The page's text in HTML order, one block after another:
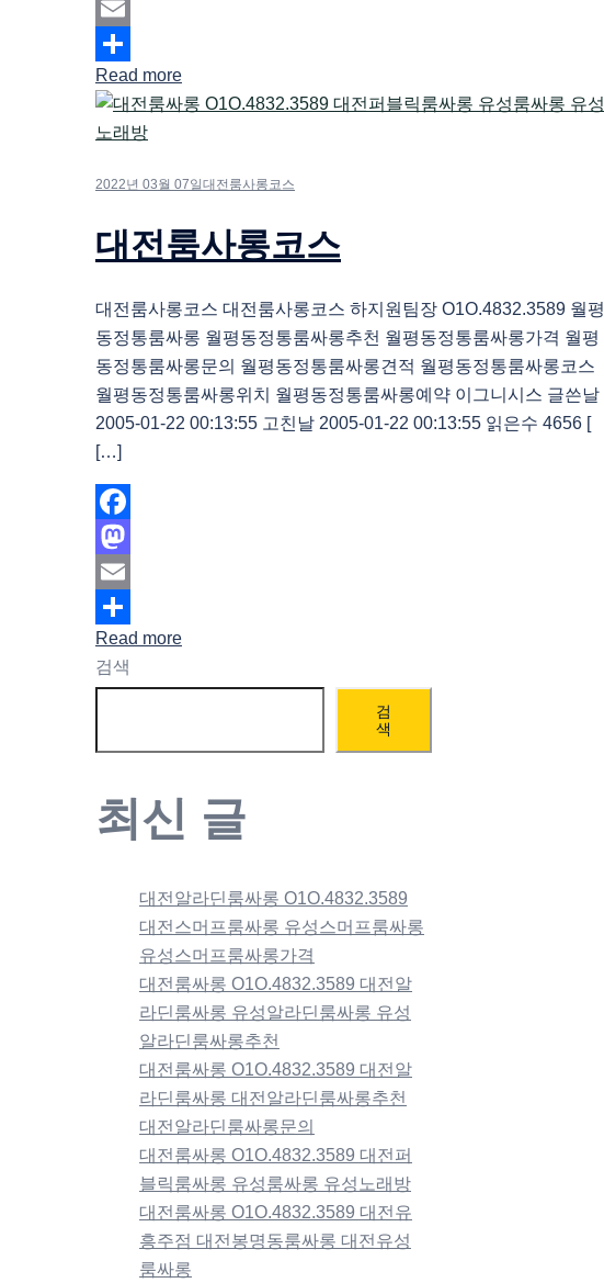
Mastodon
Email
Share
Read more
2022년 03월 07일 대전룸사롱코스
대전룸사롱코스
대전룸사롱코스 대전룸사롱코스 하지원팀장 O1O.4832.3589 월평
동정통룸싸롱 월평동정통룸싸롱추천 월평동정통룸싸롱가격 월평
동정통룸싸롱문의 월평동정통룸싸롱견적 월평동정통룸싸롱코스
월평동정통룸싸롱위치 월평동정통룸싸롱예약 이그니시스 글쓴날
2005-01-22 00:13:55 고친날 2005-01-22 00:13:55 읽은수 4656 [
[…]
Facebook
Mastodon
Email
Share
Read more
검색
검
색
최신 글
대전알라딘룸싸롱 O1O.4832.3589
대전스머프룸싸롱 유성스머프룸싸롱
유성스머프룸싸롱가격
대전룸싸롱 O1O.4832.3589 대전알
라딘룸싸롱 유성알라딘룸싸롱 유성
알라딘룸싸롱추천
대전룸싸롱 O1O.4832.3589 대전알
라딘룸싸롱 대전알라딘룸싸롱추천
대전알라딘룸싸롱문의
대전룸싸롱 O1O.4832.3589 대전퍼
블릭룸싸롱 유성룸싸롱 유성노래방
대전룸싸롱 O1O.4832.3589 대전유
흥주점 대전봉명동룸싸롱 대전유성
룸싸롱